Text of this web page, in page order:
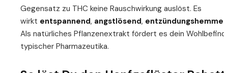
Gegensatz zu THC keine Rauschwirkung auslöst. Es
wirkt entspannend, angstlösend,
Als natürliches Pflanzenextrakt fördert es dein
typischer Pharmazeutika.